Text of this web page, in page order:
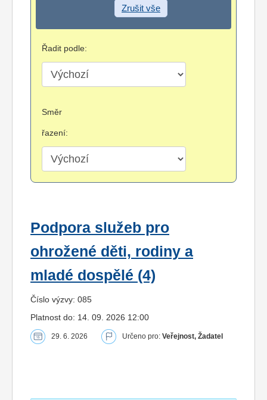
Zrušit vše
Řadit podle:
Směr
řazení:
Podpora služeb pro
ohrožené děti, rodiny a
mladé dospělé (4)
Číslo výzvy: 085
Platnost do: 14. 09. 2026 12:00
29. 6. 2026 Určeno pro: Veřejnost, Žadatel